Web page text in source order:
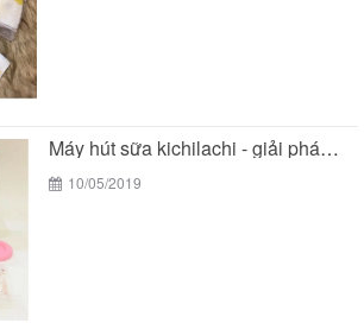
Máy hút sữa kichilachi - giải pháp tối ưu...
10/05/2019